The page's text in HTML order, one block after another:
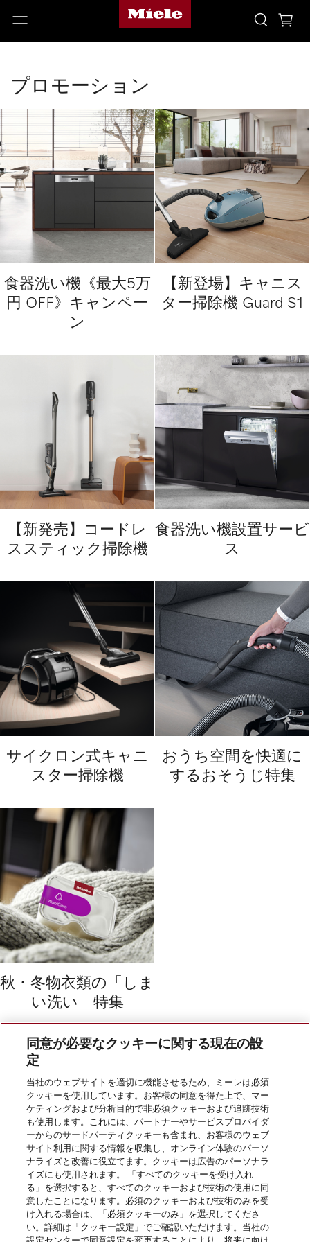
プロモーション
食器洗い機《最大5万
円 OFF》キャンペー
ン
【新登場】キャニス
ター掃除機 Guard S1
【新発売】コードレ
ススティック掃除機
食器洗い機設置サービ
ス
サイクロン式キャニ
スター掃除機
おうち空間を快適に
するおそうじ特集
秋・冬物衣類の「しま
い洗い」特集
会社案内
サービス
同意が必要なクッキーに関する現在の設
定
当社のウェブサイトを適切に機能させるため、ミーレは必須
クッキーを使用しています。お客様の同意を得た上で、マー
ケティングおよび分析目的で非必須クッキーおよび追跡技術
も使用します。これには、パートナーやサービスプロバイダ
ーからのサードパーティクッキーも含まれ、お客様のウェブ
サイト利用に関する情報を収集し、オンライン体験のパーソ
ナライズと改善に役立てます。クッキーは広告のパーソナラ
イズにも使用されます。 「すべてのクッキーを受け入れ
る」を選択すると、すべてのクッキーおよび技術の使用に同
意したことになります。必須のクッキーおよび技術のみを受
け入れる場合は、「必須クッキーのみ」を選択してくださ
い。詳細は「クッキー設定」でご確認いただけます。当社の